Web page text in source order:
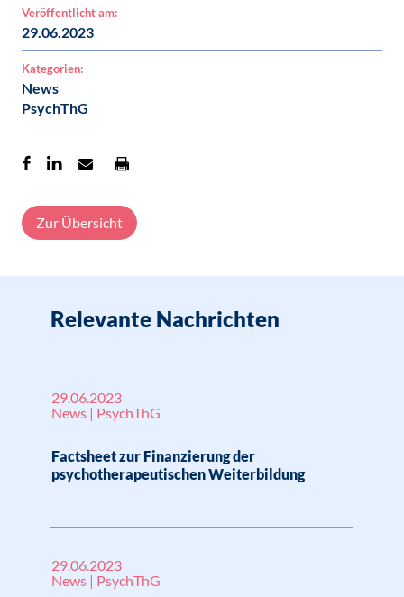
Veröffentlicht am:
29.06.2023
Kategorien:
News
PsychThG
Zur Übersicht
Relevante Nachrichten
29.06.2023
News | PsychThG
Factsheet zur Finanzierung der
psychotherapeutischen Weiterbildung
29.06.2023
News | PsychThG